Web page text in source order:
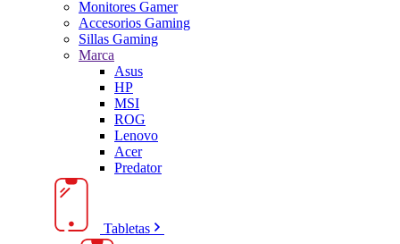
Monitores Gamer
Accesorios Gaming
Sillas Gaming
Marca
Asus
HP
MSI
ROG
Lenovo
Acer
Predator
Tabletas